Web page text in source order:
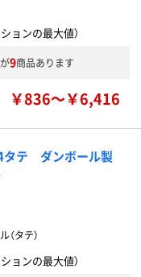
ョンの最大値）
9商品あります
￥836～￥6,416
タテ ダンボール製
タテ）
ョンの最大値）